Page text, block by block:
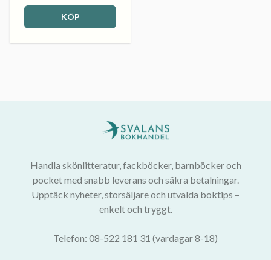
KÖP
Handla skönlitteratur, fackböcker, barnböcker och
pocket med snabb leverans och säkra betalningar.
Upptäck nyheter, storsäljare och utvalda boktips –
enkelt och tryggt.
Telefon: 08-522 181 31 (vardagar 8-18)